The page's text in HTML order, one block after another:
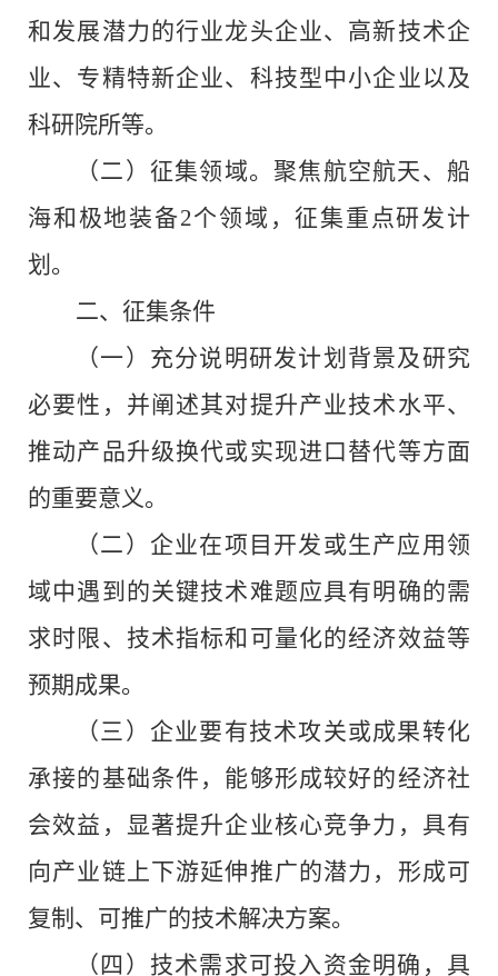
和发展潜力的行业龙头企业、高新技术企
业、专精特新企业、科技型中小企业以及
科研院所等。
（二）征集领域。聚焦航空航天、船
海和极地装备2个领域，征集重点研发计
划。
二、 征集条件
（一）充分说明研发计划背景及研究
必要性，并阐述其对提升产业技术水平、
推动产品升级换代或实现进口替代等方面
的重要意义。
（二）企业在项目开发或生产应用领
域中遇到的关键技术难题应具有明确的需
求时限、技术指标和可量化的经济效益等
预期成果。
（三）企业要有技术攻关或成果转化
承接的基础条件，能够形成较好的经济社
会效益，显著提升企业核心竞争力，具有
向产业链上下游延伸推广的潜力，形成可
复制、可推广的技术解决方案。
（四）技术需求可投入资金明确，具